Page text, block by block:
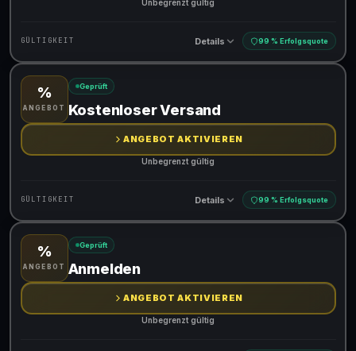
Unbegrenzt gültig
GÜLTIGKEIT Details 99 % Erfolgsquote
Gültig für teilnehmende Produkte
%
ANGEBOT
Geprüft
Kostenloser Versand
ANGEBOT AKTIVIEREN
Unbegrenzt gültig
GÜLTIGKEIT Details 99 % Erfolgsquote
Gültig für teilnehmende Produkte
%
ANGEBOT
Geprüft
Anmelden
ANGEBOT AKTIVIEREN
Unbegrenzt gültig